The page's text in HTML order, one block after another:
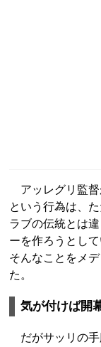
アッレグリ監督
という行為は、
ラブの伝統とは
ーを作ろうとし
そんなことをメ
た。
気が付けば開
だがサッリの手